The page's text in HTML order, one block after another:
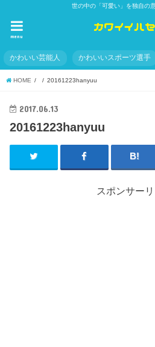
世の中の「可愛い」を独自の
menu
かわいい芸能人 かわいいスポーツ選手
HOME 20161223hanyuu
2017.06.13
20161223hanyuu
スポンサー